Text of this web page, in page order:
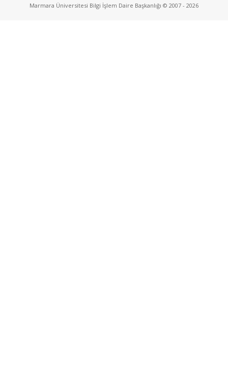
Marmara Üniversitesi Bilgi İşlem Daire Başkanlığı © 2007 - 2026